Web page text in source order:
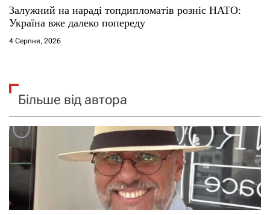
Залужний на нараді топдипломатів розніс НАТО:
Україна вже далеко попереду
4 Серпня, 2026
Більше від автора